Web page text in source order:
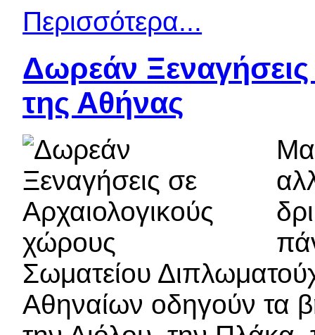
Περισσότερα...
Δωρεάν
της Αθήνας
Σωματείου
Αθηναίων οδηγούν τα